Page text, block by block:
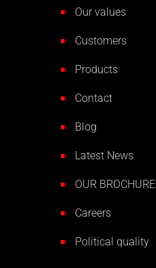
Our values
Customers
Products
Contact
Blog
Latest News
OUR BROCHURE
Careers
Political quality